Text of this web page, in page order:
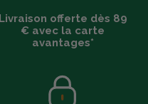
Livraison offerte dès 89
€ avec la carte
avantages*